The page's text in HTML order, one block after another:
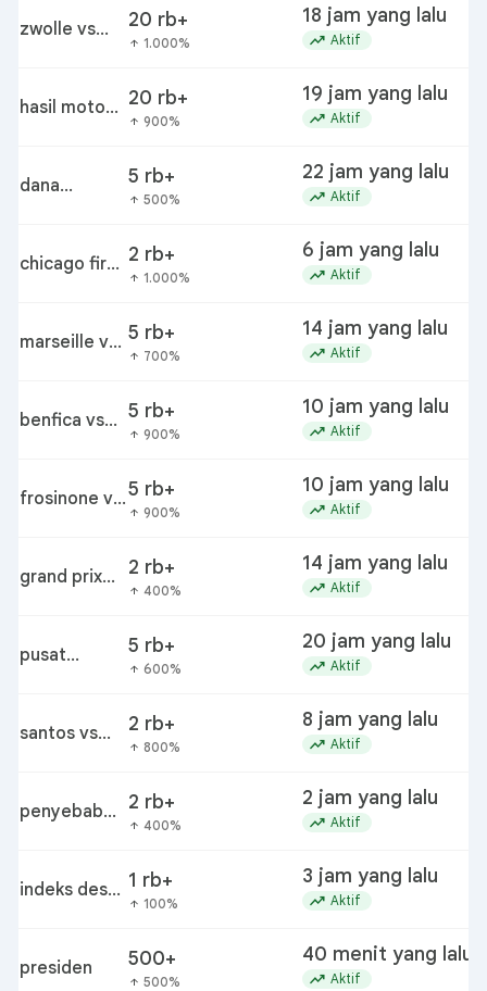
zwolle vs
20 rb+
arrow_upward 1.000%
18 jam yang lalu
trending_up Aktif
hasil moto3
20 rb+
arrow_upward 900%
19 jam yang lalu
trending_up Aktif
dana
5 rb+
arrow_upward 500%
22 jam yang lalu
trending_up Aktif
chicago fire 2 rb+
arrow_upward 1.000%
6 jam yang lalu
trending_up Aktif
marseille vs 5 rb+
arrow_upward 700%
14 jam yang lalu
trending_up Aktif
benfica vs
5 rb+
arrow_upward 900%
10 jam yang lalu
trending_up Aktif
frosinone vs 5 rb+
arrow_upward 900%
10 jam yang lalu
trending_up Aktif
grand prix
2 rb+
arrow_upward 400%
14 jam yang lalu
trending_up Aktif
pusat
5 rb+
arrow_upward 600%
20 jam yang lalu
trending_up Aktif
santos vs
2 rb+
arrow_upward 800%
8 jam yang lalu
trending_up Aktif
penyebab
makassar
2 rb+
arrow_upward 400%
2 jam yang lalu
trending_up Aktif
indeks desa
1 rb+
arrow_upward 100%
3 jam yang lalu
trending_up Aktif
presiden 500+
arrow_upward 500%
40 menit yang lalu
trending_up Aktif